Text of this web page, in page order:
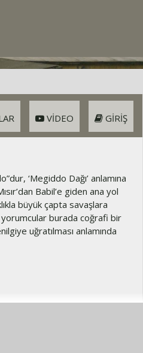
GIRIŞ
VIDEO
‘Megiddo Dağı’ anlamına
Babil’e giden ana yol
büyük çapta savaşlara
yorumcular burada coğrafi bir
uğratılması anlamında